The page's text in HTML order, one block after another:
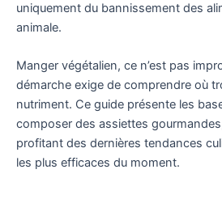
uniquement du bannissement des
animale.
Manger végétalien, ce n’est pas
démarche exige de comprendre où
nutriment. Ce guide présente les
composer des assiettes
profitant des dernières tendances
les plus efficaces du moment.